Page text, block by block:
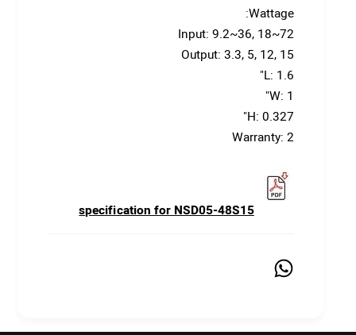
Wattage:
Input: 9.2~36, 18~72
Output: 3.3, 5, 12, 15
L: 1.6"
W: 1"
H: 0.327"
Warranty: 2
specification for NSD05-48S15